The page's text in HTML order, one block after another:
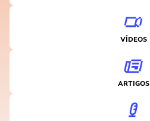
VÍDEOS
ARTIGOS